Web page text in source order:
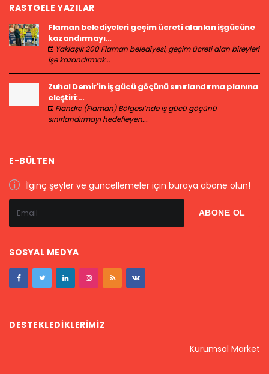
RASTGELE YAZILAR
Flaman belediyeleri geçim ücreti alanları işgücüne
kazandırmayı...
Yaklaşık 200 Flaman belediyesi, geçim ücreti alan bireyleri
işe kazandırmak...
Zuhal Demir'in iş gücü göçünü sınırlandırma planına
eleştiri:...
Flandre (Flaman) Bölgesi’nde iş gücü göçünü
sınırlandırmayı hedefleyen...
E-BÜLTEN
İlginç şeyler ve güncellemeler için buraya abone olun!
SOSYAL MEDYA
DESTEKLEDIKLERIMIZ
Kurumsal Market